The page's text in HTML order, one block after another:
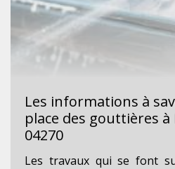
Les informations à
place des gouttières à
04270
Les travaux qui se font